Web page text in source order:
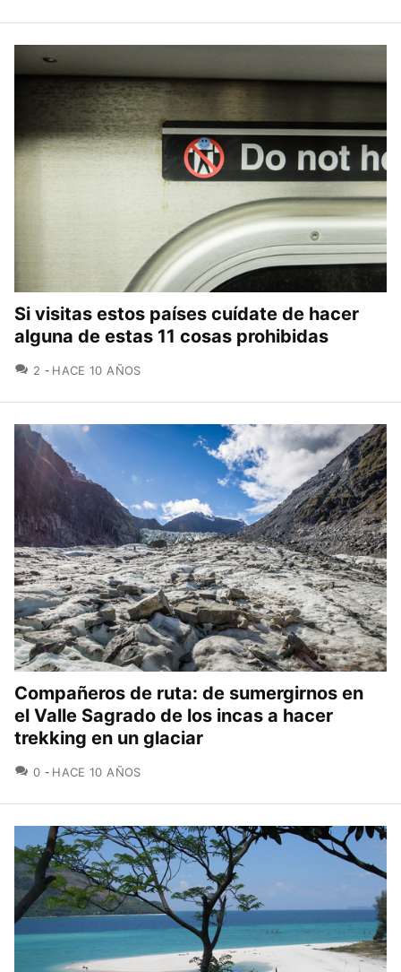
Si visitas estos países cuídate de hacer
alguna de estas 11 cosas prohibidas
2 COMENTARIOS
HACE 10 AÑOS
Compañeros de ruta: de sumergirnos en
el Valle Sagrado de los incas a hacer
trekking en un glaciar
0 COMENTARIOS
HACE 10 AÑOS